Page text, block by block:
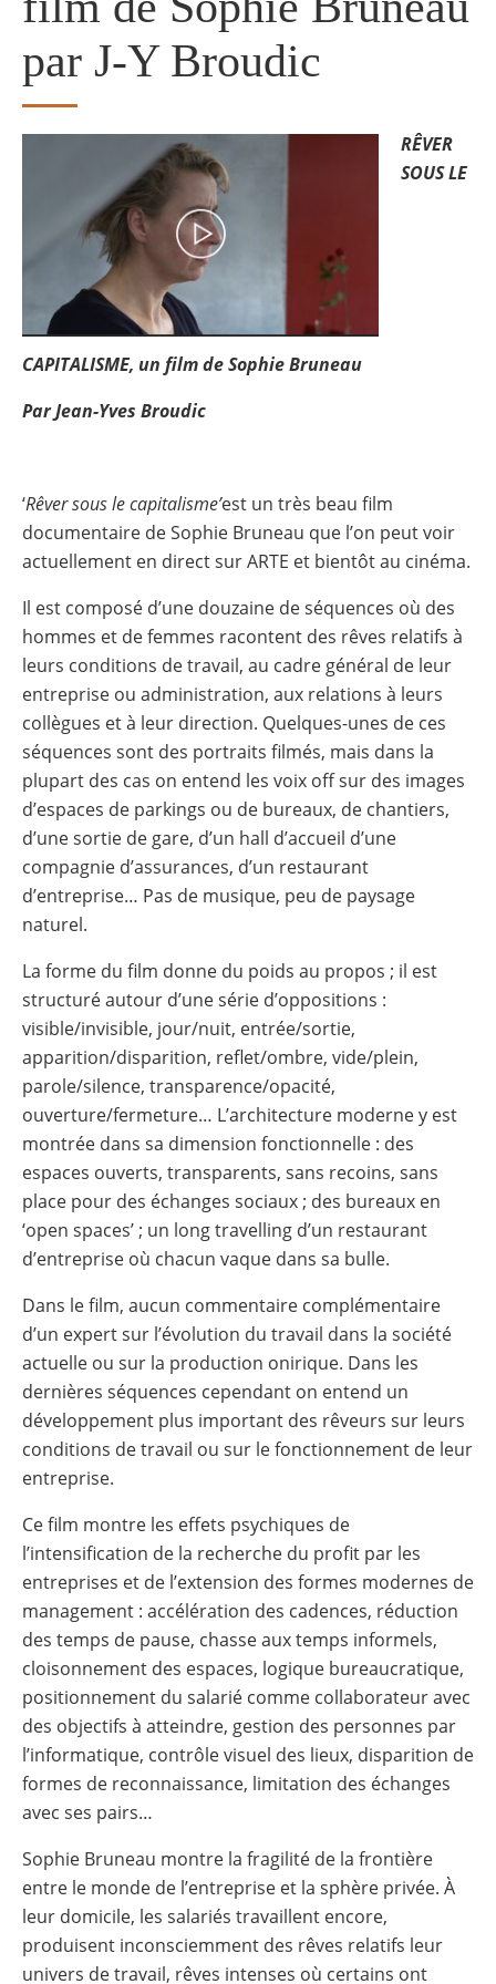
par J-Y Broudic
RÊVER
SOUS LE
CAPITALISME, un film de Sophie Bruneau
Par Jean-Yves Broudic
‘Rêver sous le capitalisme’est un très beau film
documentaire de Sophie Bruneau que l’on peut voir
actuellement en direct sur ARTE et bientôt au cinéma.
Il est composé d’une douzaine de séquences où des
hommes et de femmes racontent des rêves relatifs à
leurs conditions de travail, au cadre général de leur
entreprise ou administration, aux relations à leurs
collègues et à leur direction. Quelques-unes de ces
séquences sont des portraits filmés, mais dans la
plupart des cas on entend les voix off sur des images
d’espaces de parkings ou de bureaux, de chantiers,
d’une sortie de gare, d’un hall d’accueil d’une
compagnie d’assurances, d’un restaurant
d’entreprise… Pas de musique, peu de paysage
naturel.
La forme du film donne du poids au propos ; il est
structuré autour d’une série d’oppositions :
visible/invisible, jour/nuit, entrée/sortie,
apparition/disparition, reflet/ombre, vide/plein,
parole/silence, transparence/opacité,
ouverture/fermeture… L’architecture moderne y est
montrée dans sa dimension fonctionnelle : des
espaces ouverts, transparents, sans recoins, sans
place pour des échanges sociaux ; des bureaux en
‘open spaces’ ; un long travelling d’un restaurant
d’entreprise où chacun vaque dans sa bulle.
Dans le film, aucun commentaire complémentaire
d’un expert sur l’évolution du travail dans la société
actuelle ou sur la production onirique. Dans les
dernières séquences cependant on entend un
développement plus important des rêveurs sur leurs
conditions de travail ou sur le fonctionnement de leur
entreprise.
Ce film montre les effets psychiques de
l’intensification de la recherche du profit par les
entreprises et de l’extension des formes modernes de
management : accélération des cadences, réduction
des temps de pause, chasse aux temps informels,
cloisonnement des espaces, logique bureaucratique,
positionnement du salarié comme collaborateur avec
des objectifs à atteindre, gestion des personnes par
l’informatique, contrôle visuel des lieux, disparition de
formes de reconnaissance, limitation des échanges
avec ses pairs…
Sophie Bruneau montre la fragilité de la frontière
entre le monde de l’entreprise et la sphère privée. À
leur domicile, les salariés travaillent encore,
produisent inconsciemment des rêves relatifs leur
univers de travail, rêves intenses où certains ont